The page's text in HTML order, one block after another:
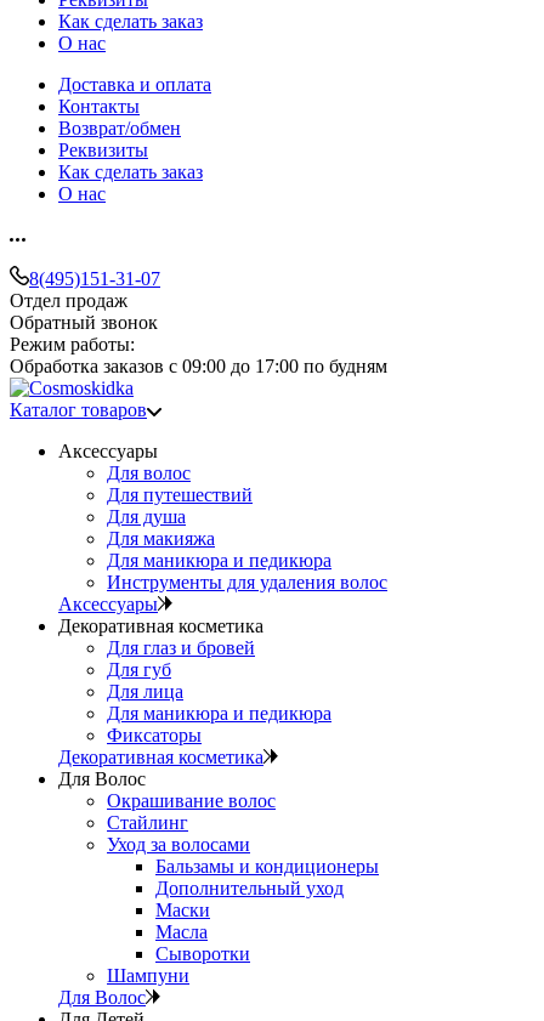
Как сделать заказ
О нас
Доставка и оплата
Контакты
Возврат/обмен
Реквизиты
Как сделать заказ
О нас
8(495)151-31-07
Отдел продаж
Обратный звонок
Режим работы:
Обработка заказов с 09:00 до 17:00 по будням
Каталог товаров
Аксессуары
Для волос
Для путешествий
Для душа
Для макияжа
Для маникюра и педикюра
Инструменты для удаления волос
Аксессуары
Декоративная косметика
Для глаз и бровей
Для губ
Для лица
Для маникюра и педикюра
Фиксаторы
Декоративная косметика
Для Волос
Окрашивание волос
Стайлинг
Уход за волосами
Бальзамы и кондиционеры
Дополнительный уход
Маски
Масла
Сыворотки
Шампуни
Для Волос